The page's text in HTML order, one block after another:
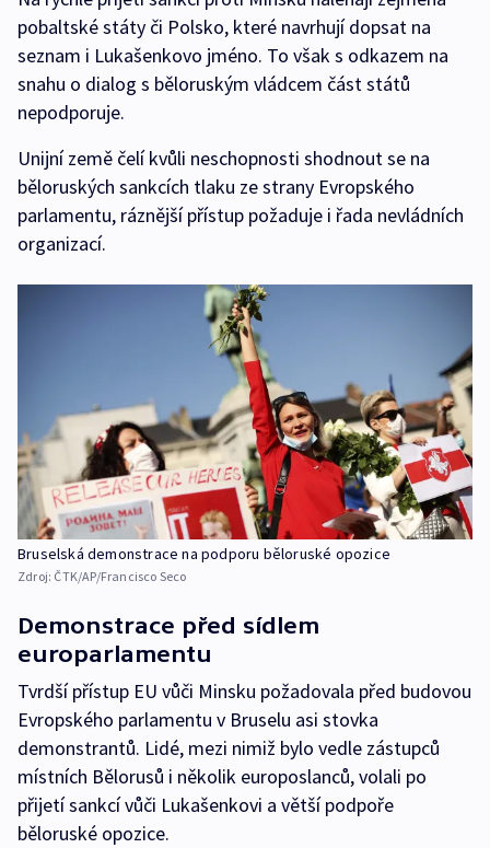
pobaltské státy či Polsko, které navrhují dopsat na
seznam i Lukašenkovo jméno. To však s odkazem na
snahu o dialog s běloruským vládcem část států
nepodporuje.
Unijní země čelí kvůli neschopnosti shodnout se na
běloruských sankcích tlaku ze strany Evropského
parlamentu, ráznější přístup požaduje i řada nevládních
organizací.
Bruselská demonstrace na podporu běloruské opozice
Zdroj: ČTK/AP/Francisco Seco
Demonstrace před sídlem
europarlamentu
Tvrdší přístup EU vůči Minsku požadovala před budovou
Evropského parlamentu v Bruselu asi stovka
demonstrantů. Lidé, mezi nimiž bylo vedle zástupců
místních Bělorusů i několik europoslanců, volali po
přijetí sankcí vůči Lukašenkovi a větší podpoře
běloruské opozice.